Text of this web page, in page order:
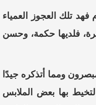
تلك العجوز العمياء
فلديها حكمة، وحسن
ومما أتذكره جيدًا
بها بعض الملابس